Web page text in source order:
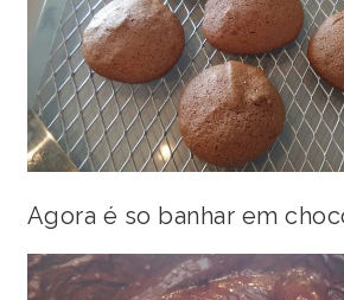
Agora é so banhar em